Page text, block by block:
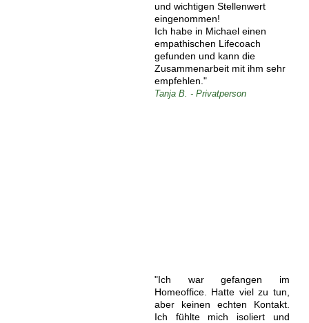
und wichtigen Stellenwert
eingenommen!
Ich habe in Michael einen
empathischen Lifecoach
gefunden und kann die
Zusammenarbeit mit ihm sehr
empfehlen."
Tanja B. - Privatperson
"Ich war gefangen im
Homeoffice. Hatte viel zu tun,
aber keinen echten Kontakt.
Ich fühlte mich isoliert und